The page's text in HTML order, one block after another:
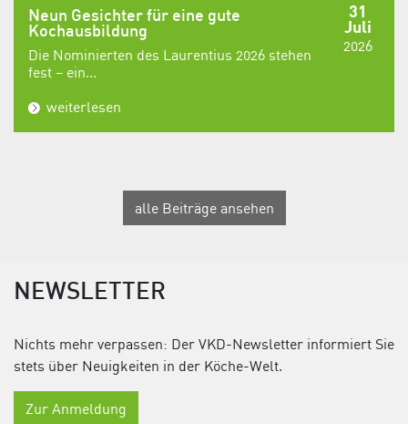
31
Juli
2026
Neun Gesichter für eine gute
Kochausbildung
Die Nominierten des Laurentius 2026 stehen
fest – ein...
weiterlesen
alle Beiträge ansehen
NEWSLETTER
Nichts mehr verpassen: Der VKD-Newsletter informiert Sie
stets über Neuigkeiten in der Köche-Welt.
Zur Anmeldung